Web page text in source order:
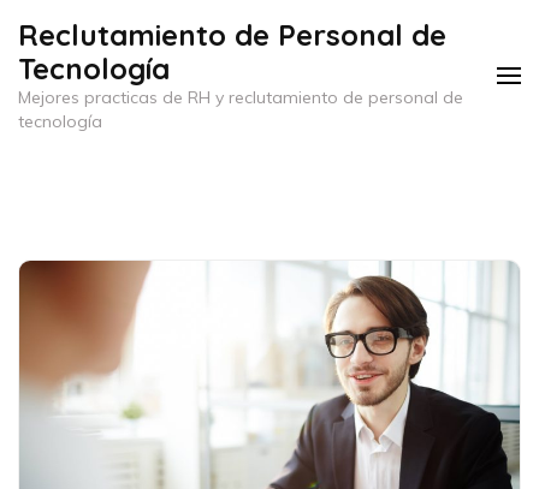
contenido
(presiona
Reclutamiento de Personal de
Tecnología
Mejores practicas de RH y reclutamiento de personal de
tecnología